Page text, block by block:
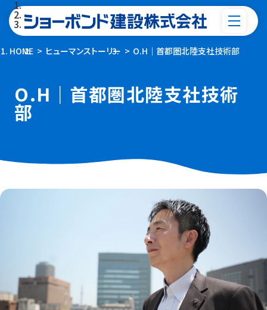
HOME ヒューマンストーリー O.H｜首都圏北陸支社技術部
O.H｜首都圏北陸支社技術
部